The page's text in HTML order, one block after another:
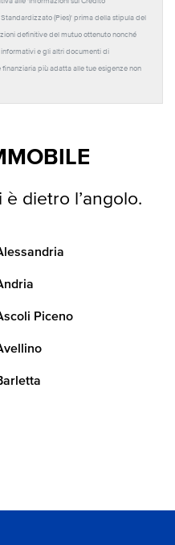
(Pies)' prima della stipula del
definitive del mutuo ottenuto nonché
e gli altri documenti di
più adatta alle tue esigenze non
dietro l’angolo.
Piceno